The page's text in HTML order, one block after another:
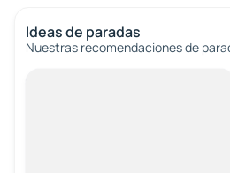
Ideas de paradas
Nuestras recomendaciones de